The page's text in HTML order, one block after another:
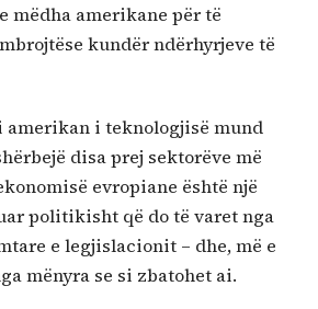
mëdha amerikane për të
kundër ndërhyrjeve të
amerikan i teknologjisë mund
disa prej sektorëve më
evropiane është një
politikisht që do të varet nga
e legjislacionit – dhe, më e
mënyra se si zbatohet ai.